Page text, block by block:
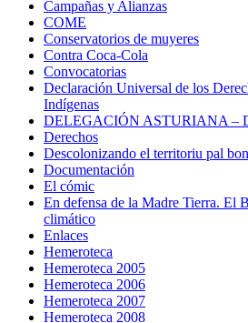
Campañas y Alianzas
COME
Conservatorios de muyeres
Contra Coca-Cola
Convocatorias
Declaración Universal de los
Indígenas
DELEGACIÓN ASTURIANA –
Derechos
Descolonizando el territoriu pal
Documentación
El cómic
En defensa de la Madre Tierra. El
climático
Enlaces
Hemeroteca
Hemeroteca 2005
Hemeroteca 2006
Hemeroteca 2007
Hemeroteca 2008